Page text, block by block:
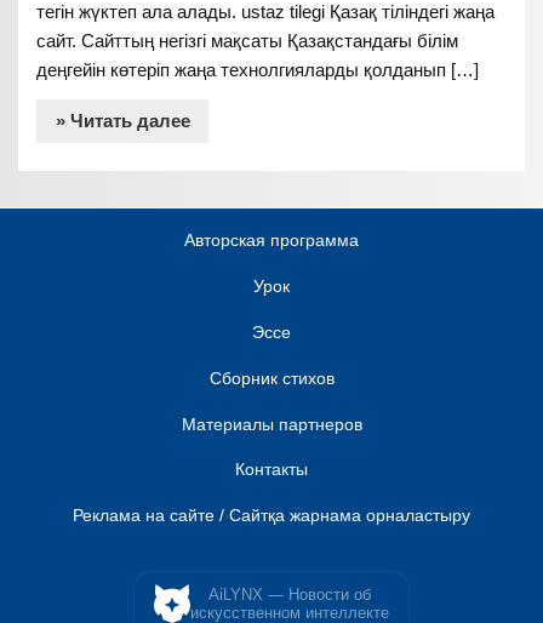
тегін жүктеп ала алады. ustaz tilegi Қазақ тіліндегі жаңа
сайт. Сайттың негізгі мақсаты Қазақстандағы білім
деңгейін көтеріп жаңа технолгияларды қолданып […]
» Читать далее
Авторская программа
Урок
Эссе
Сборник стихов
Материалы партнеров
Контакты
Реклама на сайте / Сайтқа жарнама орналастыру
AiLYNX — Новости об
искусственном интеллекте